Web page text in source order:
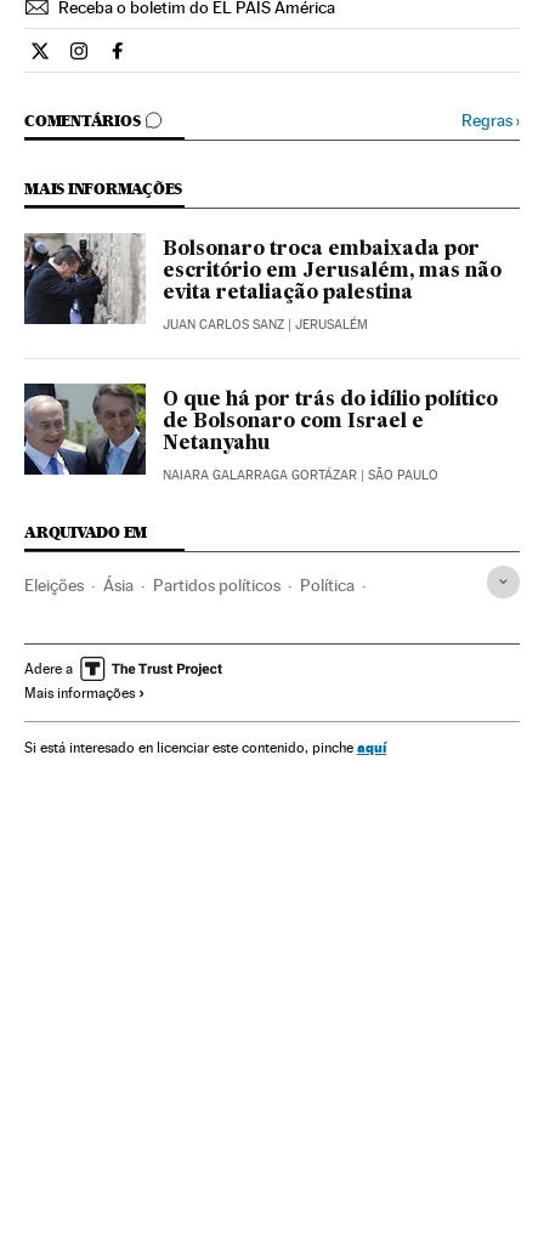
Receba o boletim do EL PAÍS América
Internacional El País Brasil en Twitter
Internacional El País Brasil en Instagram
Internacional El País Brasil en Facebook
COMENTÁRIOS
COMENTÁRIOS Regras›
MAIS INFORMAÇÕES
Bolsonaro troca embaixada por
escritório em Jerusalém, mas não
evita retaliação palestina
JUAN CARLOS SANZ | JERUSALÉM
O que há por trás do idílio político
de Bolsonaro com Israel e
Netanyahu
NAIARA GALARRAGA GORTÁZAR | SÃO PAULO
ARQUIVADO EM
Eleições Ásia Partidos políticos Política
Israel Territórios palestinos
Oriente médio
Adere a
Mais informações
Si está interesado en licenciar este contenido, pinche aquí